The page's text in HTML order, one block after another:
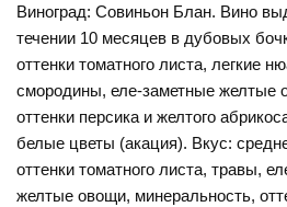
Виноград: Совиньон Блан. Вино
течении 10 месяцев в дубовых
оттенки томатного листа, легкие
смородины, еле-заметные желтые
оттенки персика и желтого
белые цветы (акация). Вкус:
оттенки томатного листа, травы,
желтые овощи, минеральность,